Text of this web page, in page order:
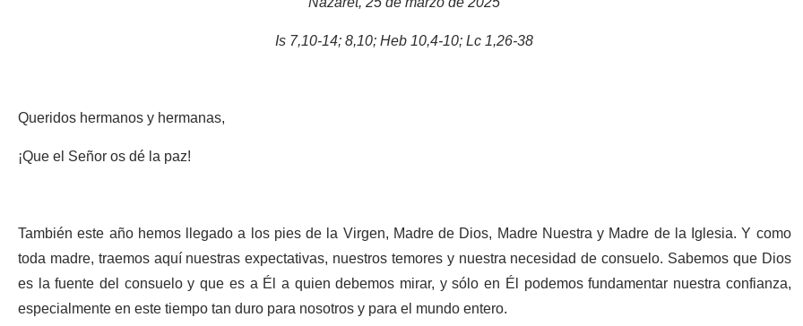
Is 7,10-14; 8,10; Heb 10,4-10; Lc 1,26-38
Queridos hermanos y hermanas,
¡Que el Señor os dé la paz!
También este año hemos llegado a los pies de la Virgen, Madre de Dios, Madre Nuestra y Madre de la Iglesia. Y como
toda madre, traemos aquí nuestras expectativas, nuestros temores y nuestra necesidad de consuelo. Sabemos que Dios
es la fuente del consuelo y que es a Él a quien debemos mirar, y sólo en Él podemos fundamentar nuestra confianza,
especialmente en este tiempo tan duro para nosotros y para el mundo entero.